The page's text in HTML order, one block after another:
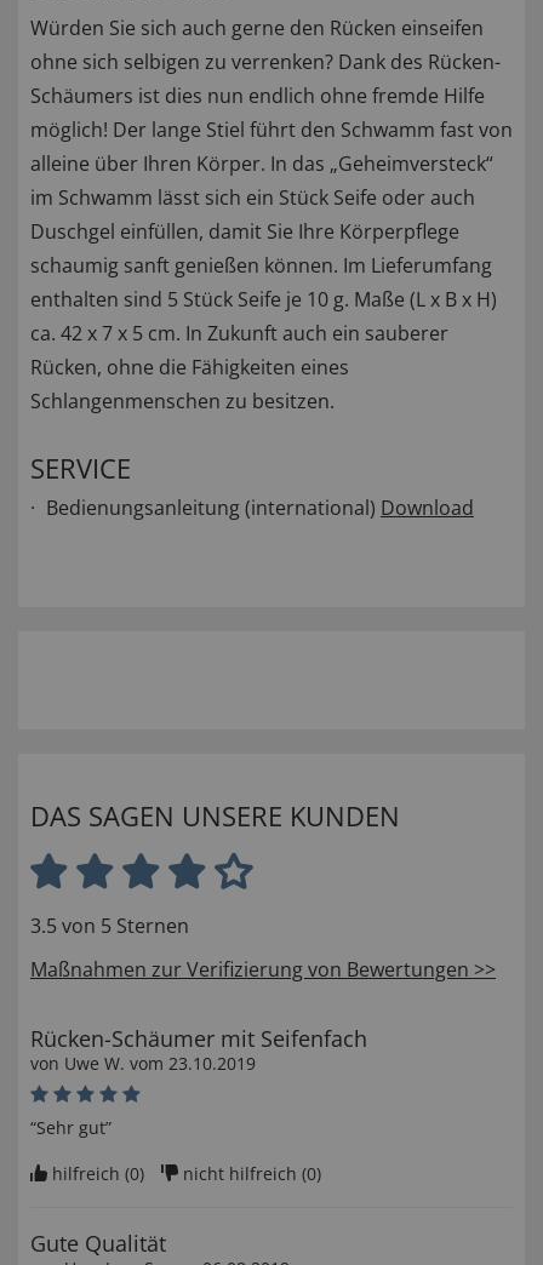
Würden Sie sich auch gerne den Rücken einseifen
ohne sich selbigen zu verrenken? Dank des Rücken-
Schäumers ist dies nun endlich ohne fremde Hilfe
möglich! Der lange Stiel führt den Schwamm fast von
alleine über Ihren Körper. In das „Geheimversteck“
im Schwamm lässt sich ein Stück Seife oder auch
Duschgel einfüllen, damit Sie Ihre Körperpflege
schaumig sanft genießen können. Im Lieferumfang
enthalten sind 5 Stück Seife je 10 g. Maße (L x B x H)
ca. 42 x 7 x 5 cm. In Zukunft auch ein sauberer
Rücken, ohne die Fähigkeiten eines
Schlangenmenschen zu besitzen.
SERVICE
Bedienungsanleitung (international) Download
DAS SAGEN UNSERE KUNDEN
3.5 von 5 Sternen
Maßnahmen zur Verifizierung von Bewertungen >>
Rücken-Schäumer mit Seifenfach
von Uwe W. vom 23.10.2019
“Sehr gut”
hilfreich (0) nicht hilfreich (0)
Gute Qualität